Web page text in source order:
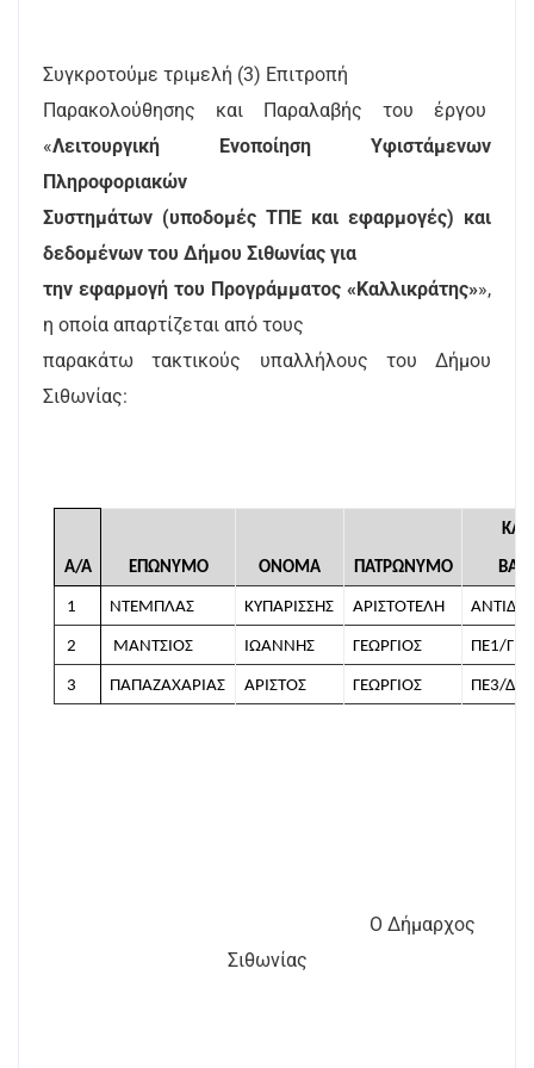
Συγκροτούμε τριμελή (3) Επιτροπή
Παρακολούθησης και Παραλαβής του έργου
«Λειτουργική Ενοποίηση Υφιστάμενων
Πληροφοριακών
Συστημάτων (υποδομές ΤΠΕ και εφαρμογές) και
δεδομένων του Δήμου Σιθωνίας για
την εφαρμογή του Προγράμματος «Καλλικράτης»»,
η οποία απαρτίζεται από τους
παρακάτω τακτικούς υπαλλήλους του Δήμου
Σιθωνίας:
A/A ΕΠΩΝΥΜΟ ΟΝΟΜΑ ΠΑΤΡΩΝΥΜΟ
1 ΝΤΕΜΠΛΑΣ ΚΥΠΑΡΙΣΣΗΣ ΑΡΙΣΤΟΤΕΛΗ
2 ΜΑΝΤΣΙΟΣ ΙΩΑΝΝΗΣ ΓΕΩΡΓΙΟΣ ΠΕ1/Γ
3 ΠΑΠΑΖΑΧΑΡΙΑΣ ΑΡΙΣΤΟΣ ΓΕΩΡΓΙΟΣ ΠΕ3/Δ
Ο Δήμαρχος
Σιθωνίας